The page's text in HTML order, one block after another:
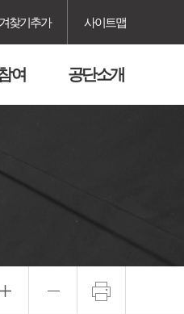
찾기추가 사이트맵
여 공단소개